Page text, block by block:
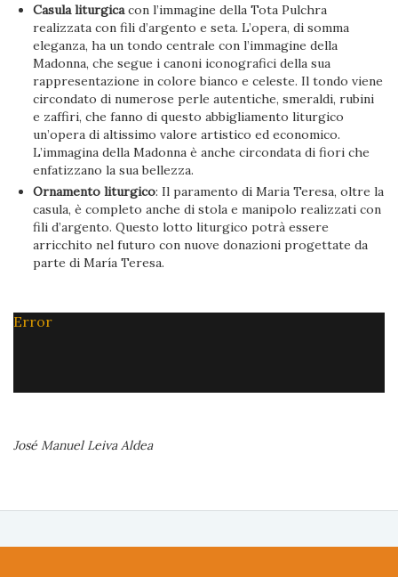
Casula liturgicacon l’immagine della Tota Pulchra
realizzata con fili d’argento e seta. L’opera, di somma
eleganza, ha un tondo centrale con l’immagine della
Madonna, che segue i canoni iconografici della sua
rappresentazione in colore bianco e celeste. Il tondo viene
circondato di numerose perle autentiche, smeraldi, rubini
e zaffiri, che fanno di questo abbigliamento liturgico
un’opera di altissimo valore artistico ed economico.
L’immagina della Madonna è anche circondata di fiori che
enfatizzano la sua bellezza.
Ornamento liturgico: Il paramento di Maria Teresa, oltre la
casula, è completo anche di stola e manipolo realizzati con
fili d’argento. Questo lotto liturgico potrà essere
arricchito nel futuro con nuove donazioni progettate da
parte di María Teresa.
Error
José Manuel Leiva Aldea